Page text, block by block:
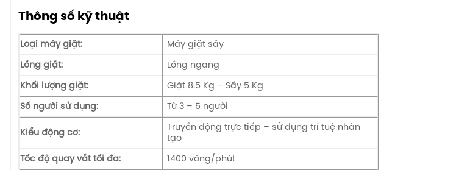
Thông số kỹ thuật
Loại máy giặt: Máy giặt sấy
Lồng giặt: Lồng ngang
Khối lượng giặt: Giặt 8.5 Kg – Sấy 5 Kg
Số người sử dụng: Từ 3 – 5 người
Kiểu động cơ:
Truyền động trực tiếp – sử dụng trí tuệ nhân
tạo
Tốc độ quay vắt tối đa: 1400 vòng/phút